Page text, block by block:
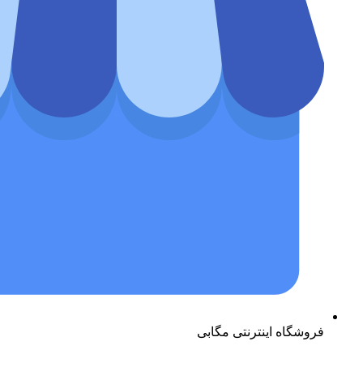
فروشگاه اینترنتی مگابی